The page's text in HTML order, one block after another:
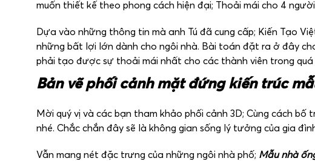
muốn thiết kế theo phong cách hiện đại; Thoải mái cho 4
Dựa vào những thông tin mà anh Tú đã cung cấp; Kiến Tạo
những bất lợi lớn dành cho ngôi nhà. Bài toán đặt ra ở đây
phải tạo được sự thoải mái nhất cho các thành viên trong quá
Bản vẽ phối cảnh mặt đứng kiến trúc
Mời quý vị và các bạn tham khảo phối cảnh 3D; Cùng cách bố
nhé. Chắc chắn đây sẽ là không gian sống lý tưởng của gia
Vẫn mang nét đặc trưng của những ngôi nhà phố; Mẫu nhà